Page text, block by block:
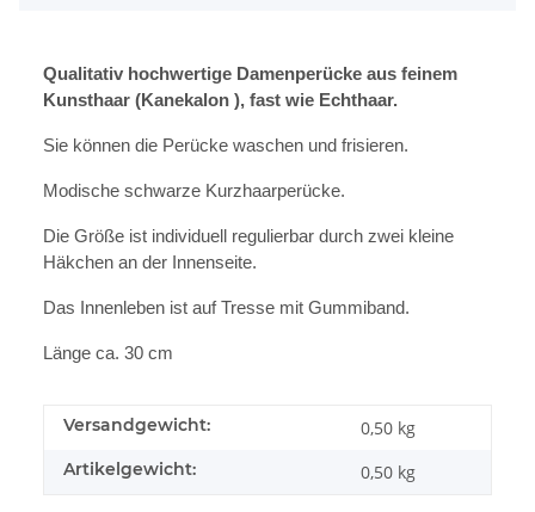
Qualitativ hochwertige Damenperücke aus feinem
Kunsthaar (Kanekalon ), fast wie Echthaar.
Sie können die Perücke waschen und frisieren.
Modische schwarze Kurzhaarperücke.
Die Größe ist individuell regulierbar durch zwei kleine
Häkchen an der Innenseite.
Das Innenleben ist auf Tresse mit Gummiband.
Länge ca. 30 cm
Versandgewicht: 0,50 kg
Artikelgewicht: 0,50 kg